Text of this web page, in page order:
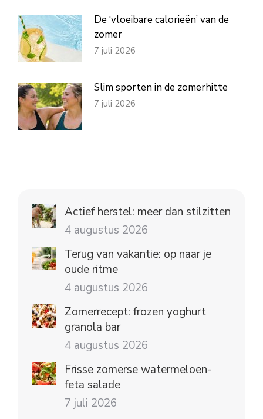
De ‘vloeibare calorieën’ van de
zomer
7 juli 2026
Slim sporten in de zomerhitte
7 juli 2026
Actief herstel: meer dan stilzitten
4 augustus 2026
Terug van vakantie: op naar je
oude ritme
4 augustus 2026
Zomerrecept: frozen yoghurt
granola bar
4 augustus 2026
Frisse zomerse watermeloen-
feta salade
7 juli 2026